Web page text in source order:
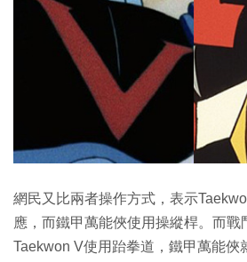
網民又比兩者操作方式，表示
應，而鐵甲萬能俠使用操縱桿。而戰
Taekwon V使用跆拳道，鐵甲萬能俠